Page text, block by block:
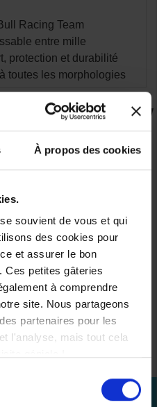
À propos des cookies
souvient de vous et qui
des cookies pour
et assurer le bon
Ces petites gâteries
à comprendre
site. Nous partageons
partenaires pour les
l'analyse, mais tout cela
perm_identity
Racing Team
entre mille
protection et durabilité
toutes les morphologies
AUSSI